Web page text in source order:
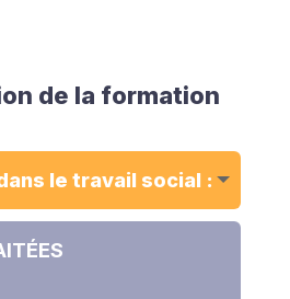
de la formation